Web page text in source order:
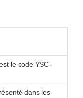
le code YSC-
dans les